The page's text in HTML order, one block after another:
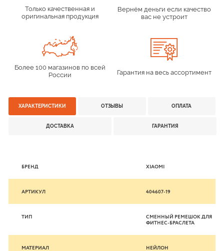
Только качественная и
оригинальная продукция
Вернём деньги если качество
вас не устроит
Более 100 магазинов по всей
России
Гарантия на весь ассортимент
ХАРАКТЕРИСТИКИ ОТЗЫВЫ ОПЛАТА
ДОСТАВКА ГАРАНТИЯ
БРЕНД XIAOMI
АРТИКУЛ 404607-19
ТИП
СМЕННЫЙ РЕМЕШОК ДЛЯ
ФИТНЕС-БРАСЛЕТА
МАТЕРИАЛ НЕЙЛОН